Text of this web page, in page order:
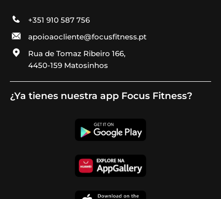
+351 910 587 756
apoioaocliente@focusfitness.pt
Rua de Tomaz Ribeiro 166,
4450-159 Matosinhos
¿Ya tienes nuestra app Focus Fitness?